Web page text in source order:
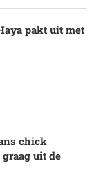
pakt uit met
chick
uit de